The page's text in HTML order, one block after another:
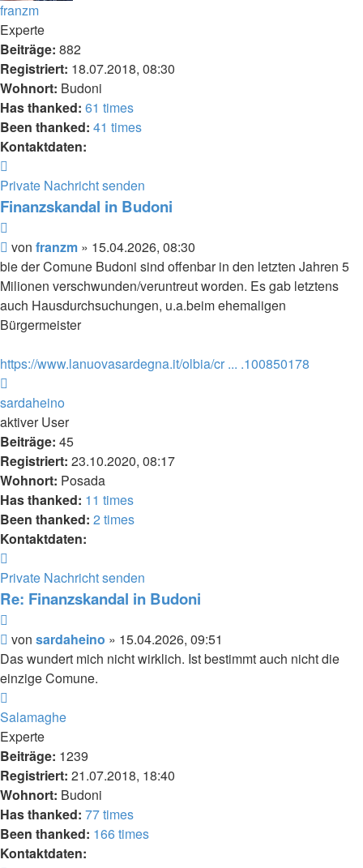
franzm
Experte
Beiträge: 882
Registriert: 18.07.2018, 08:30
Wohnort: Budoni
Has thanked: 61 times
Been thanked: 41 times
Kontaktdaten:
von
franzm
Private Nachricht senden
Finanzskandal in Budoni
Beitrag
von franzm » 15.04.2026, 08:30
bie der Comune Budoni sind offenbar in den letzten Jahren 5
Milionen verschwunden/veruntreut worden. Es gab letztens
auch Hausdurchsuchungen, u.a.beim ehemaligen
Bürgermeister
https://www.lanuovasardegna.it/olbia/cr ... .100850178
oben
sardaheino
aktiver User
Beiträge: 45
Registriert: 23.10.2020, 08:17
Wohnort: Posada
Has thanked: 11 times
Been thanked: 2 times
Kontaktdaten:
von
sardaheino
Private Nachricht senden
Re: Finanzskandal in Budoni
Beitrag
von sardaheino » 15.04.2026, 09:51
Das wundert mich nicht wirklich. Ist bestimmt auch nicht die
einzige Comune.
oben
Salamaghe
Experte
Beiträge: 1239
Registriert: 21.07.2018, 18:40
Wohnort: Budoni
Has thanked: 77 times
Been thanked: 166 times
Kontaktdaten: